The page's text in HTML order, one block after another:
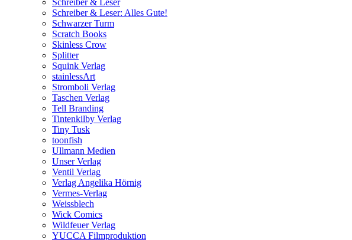
Schreiber & Leser
Schreiber & Leser: Alles Gute!
Schwarzer Turm
Scratch Books
Skinless Crow
Splitter
Squink Verlag
stainlessArt
Stromboli Verlag
Taschen Verlag
Tell Branding
Tintenkilby Verlag
Tiny Tusk
toonfish
Ullmann Medien
Unser Verlag
Ventil Verlag
Verlag Angelika Hörnig
Vermes-Verlag
Weissblech
Wick Comics
Wildfeuer Verlag
YUCCA Filmproduktion